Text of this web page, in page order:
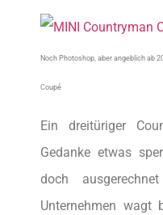
Noch Photoshop, aber angeblich ab
Coupé
Ein dreitüriger
Gedanke etwas
doch
Unternehmen wagt